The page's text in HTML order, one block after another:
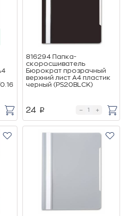
816294 Папка-
скоросшиватель
Бюрократ прозрачный
верхний лист А4 пластик
черный (PS20BLCK)
24 p